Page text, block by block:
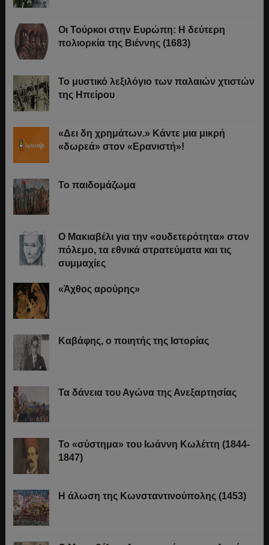
Οι Τούρκοι στην Ευρώπη: Η δεύτερη
πολιορκία της Βιέννης (1683)
Το μυστικό λεξιλόγιο των παλαιών χτιστών
της Ηπείρου
«Δει δη χρημάτων.» Κάντε μια μικρή
«δωρεά» στον «Ερανιστή»!
Το παιδομάζωμα
O Μακιαβέλι για την «ουδετερότητα» στον
πόλεμο, τα εθνικά στρατεύματα και τις
συμμαχίες
«Άχθος αρούρης»
Καβάφης, ο ποιητής της Ιστορίας
Τα δάνεια του Αγώνα της Ανεξαρτησίας
Το «σύστημα» του Ιωάννη Κωλέττη (1844-
1847)
Η άλωση της Κωνσταντινούπολης (1453)